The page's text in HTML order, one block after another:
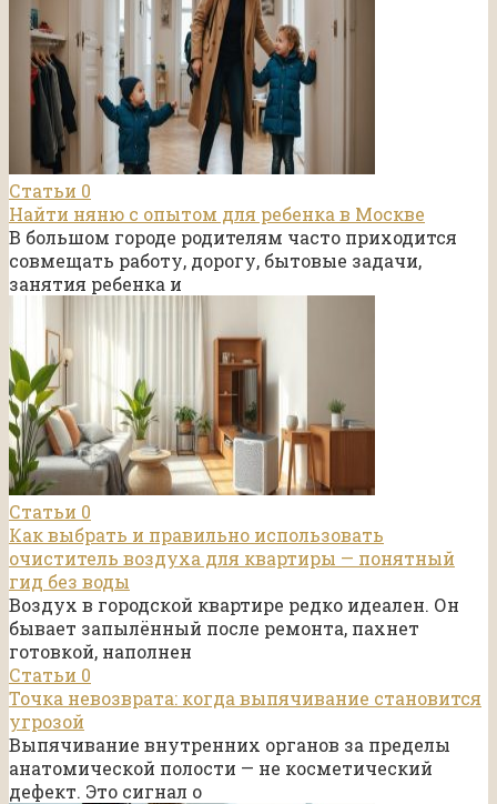
Статьи 0
Найти няню с опытом для ребенка в Москве
В большом городе родителям часто приходится
совмещать работу, дорогу, бытовые задачи,
занятия ребенка и
Статьи 0
Как выбрать и правильно использовать
очиститель воздуха для квартиры — понятный
гид без воды
Воздух в городской квартире редко идеален. Он
бывает запылённый после ремонта, пахнет
готовкой, наполнен
Статьи 0
Точка невозврата: когда выпячивание становится
угрозой
Выпячивание внутренних органов за пределы
анатомической полости — не косметический
дефект. Это сигнал о